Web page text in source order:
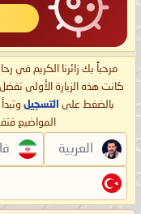
مرحباً بك زائرنا الكريم في
كانت هذه الزيارة الأولى
بالضغط على التسجيل
المواضيع
العربية